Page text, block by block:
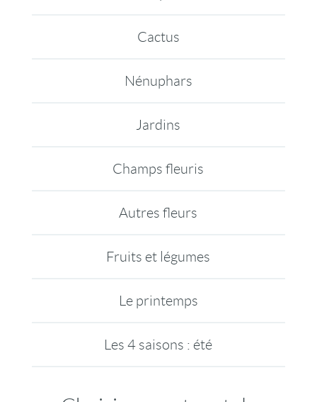
Cactus
Nénuphars
Jardins
Champs fleuris
Autres fleurs
Fruits et légumes
Le printemps
Les 4 saisons : été